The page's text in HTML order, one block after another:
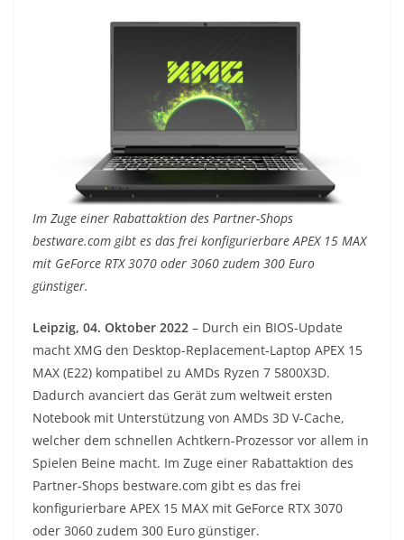
Im Zuge einer Rabattaktion des Partner-Shops
bestware.com gibt es das frei konfigurierbare APEX 15 MAX
mit GeForce RTX 3070 oder 3060 zudem 300 Euro
günstiger.
Leipzig, 04. Oktober 2022 – Durch ein BIOS-Update
macht XMG den Desktop-Replacement-Laptop APEX 15
MAX (E22) kompatibel zu AMDs Ryzen 7 5800X3D.
Dadurch avanciert das Gerät zum weltweit ersten
Notebook mit Unterstützung von AMDs 3D V-Cache,
welcher dem schnellen Achtkern-Prozessor vor allem in
Spielen Beine macht. Im Zuge einer Rabattaktion des
Partner-Shops bestware.com gibt es das frei
konfigurierbare APEX 15 MAX mit GeForce RTX 3070
oder 3060 zudem 300 Euro günstiger.